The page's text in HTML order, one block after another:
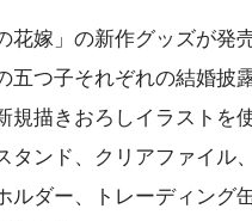
花嫁」の新作グッズが発
五つ子それぞれの結婚披
規描きおろしイラストを
タンド、クリアファイル
ルダー、トレーディング